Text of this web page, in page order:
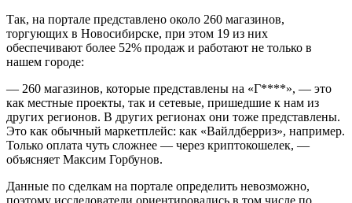
Так, на портале представлено около 260 магазинов,
торгующих в Новосибирске, при этом 19 из них
обеспечивают более 52% продаж и работают не только в
нашем городе:
— 260 магазинов, которые представлены на «Г****», — это
как местные проекты, так и сетевые, пришедшие к нам из
других регионов. В других регионах они тоже представлены.
Это как обычный маркетплейс: как «Вайлдберриз», например.
Только оплата чуть сложнее — через криптокошелек, —
объясняет Максим Горбунов.
Данные по сделкам на портале определить невозможно,
поэтому исследователи ориентировались в том числе по